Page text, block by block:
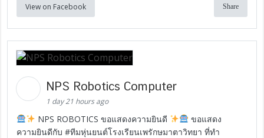
View on Facebook Share
NPS Robotics Computer
1 day 21 hours ago
NPS ROBOTICS ขอแสดงความยินดี
ขอแสดง
ความยินดีกับ #ทีมหุ่นยนต์โรงเรียนเพรักษมาตาวิทยา ที่ทำ